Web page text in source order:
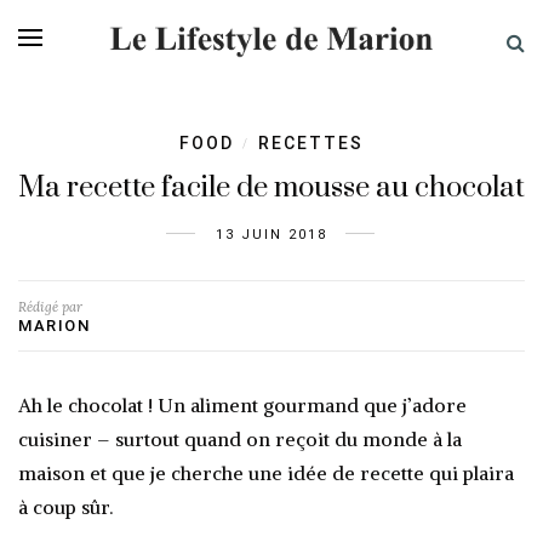
FOOD / RECETTES
Ma recette facile de mousse au chocolat
13 JUIN 2018
Rédigé par
MARION
Ah le chocolat ! Un aliment gourmand que j’adore
cuisiner – surtout quand on reçoit du monde à la
maison et que je cherche une idée de recette qui plaira
à coup sûr.